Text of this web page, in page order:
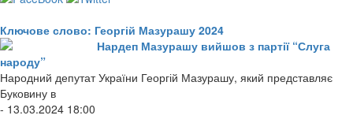
Ключове слово: Георгій Мазурашу 2024
Нардеп Мазурашу вийшов з партії “Слуга
народу”
Народний депутат України Георгій Мазурашу, який представляє
Буковину в
- 13.03.2024 18:00